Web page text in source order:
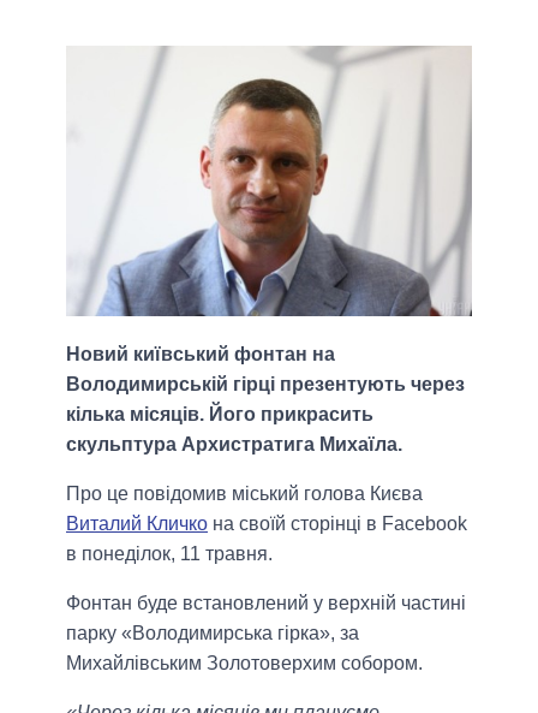
Новий київський фонтан на
Володимирській гірці презентують через
кілька місяців. Його прикрасить
скульптура Архистратига Михаїла.
Про це повідомив міський голова Києва
Виталий Кличко на своїй сторінці в Facebook
в понеділок, 11 травня.
Фонтан буде встановлений у верхній частині
парку «Володимирська гірка», за
Михайлівським Золотоверхим собором.